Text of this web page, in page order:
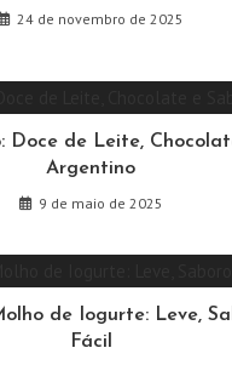
24 de novembro de 2025
Doce de Leite,
Argentino
9 de maio de 2025
de Iogurte: Leve,
Fácil